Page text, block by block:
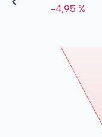
% -4,95 %